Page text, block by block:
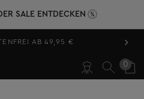
SALE ENTDECKEN
AB 49,95 € ›
0